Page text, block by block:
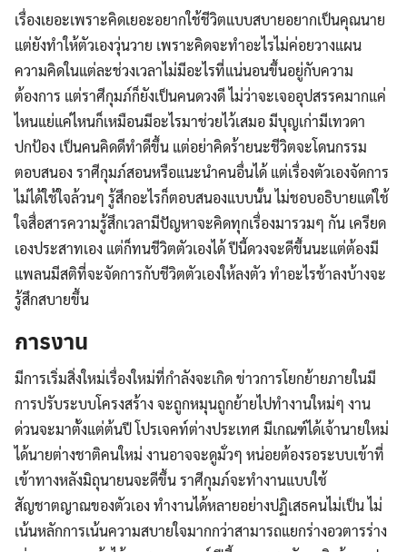
เรื่องเยอะเพราะคิดเยอะอยากใช้ชีวิตแบบสบายอยากเป็นคุณนาย
แต่ยังทำให้ตัวเองวุ่นวาย เพราะคิดจะทำอะไรไม่ค่อยวางแผน
ความคิดในแต่ละช่วงเวลาไม่มีอะไรที่แน่นอนขึ้นอยู่กับความ
ต้องการ แต่ราศีกุมภ์ก็ยังเป็นคนดวงดี ไม่ว่าจะเจออุปสรรคมากแค่
ไหนแย่แค่ไหนก็เหมือนมีอะไรมาช่วยไว้เสมอ มีบุญเก่ามีเทวดา
ปกป้อง เป็นคนคิดดีทำดีขึ้น แต่อย่าคิดร้ายนะชีวิตจะโดนกรรม
ตอบสนอง ราศีกุมภ์สอนหรือแนะนำคนอื่นได้ แต่เรื่องตัวเองจัดการ
ไม่ได้ใช้ใจล้วนๆ รู้สึกอะไรก็ตอบสนองแบบนั้น ไม่ชอบอธิบายแต่ใช้
ใจสื่อสารความรู้สึกเวลามีปัญหาจะคิดทุกเรื่องมารวมๆ กัน เครียด
เองประสาทเอง แต่ก็ทนชีวิตตัวเองได้ ปีนี้ดวงจะดีขึ้นนะแต่ต้องมี
แพลนมีสติที่จะจัดการกับชีวิตตัวเองให้ลงตัว ทำอะไรช้าลงบ้างจะ
รู้สึกสบายขึ้น
การงาน
มีการเริ่มสิ่งใหม่เรื่องใหม่ที่กำลังจะเกิด ข่าวการโยกย้ายภายในมี
การปรับระบบโครงสร้าง จะถูกหมุนถูกย้ายไปทำงานใหม่ๆ งาน
ด่วนจะมาตั้งแต่ต้นปี โปรเจคท์ต่างประเทศ มีเกณฑ์ได้เจ้านายใหม่
ได้นายต่างชาติคนใหม่ งานอาจจะดูมั่วๆ หน่อยต้องรอระบบเข้าที่
เข้าทางหลังมิถุนายนจะดีขึ้น ราศีกุมภ์จะทำงานแบบใช้
สัญชาตญาณของตัวเอง ทำงานได้หลายอย่างปฏิเสธคนไม่เป็น ไม่
เน้นหลักการเน้นความสบายใจมากกว่าสามารถแยกร่างอวตารร่าง